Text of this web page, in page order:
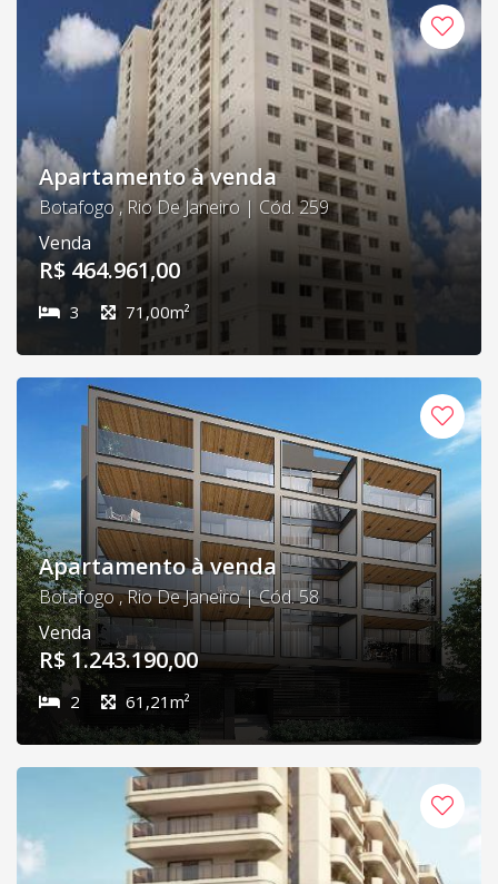
Apartamento à venda
Botafogo , Rio De Janeiro | Cód. 259
Venda
R$ 464.961,00
3 71,00m²
Apartamento à venda
Botafogo , Rio De Janeiro | Cód. 58
Venda
R$ 1.243.190,00
2 61,21m²